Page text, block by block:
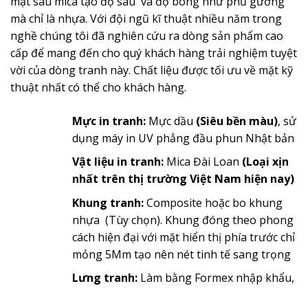
mà chỉ là nhựa. Với đội ngũ kĩ thuật nhiều năm trong
nghề chúng tôi đã nghiên cứu ra dòng sản phẩm cao
cấp để mang đến cho quý khách hàng trải nghiệm tuyệt
vời của dòng tranh này. Chất liệu được tối ưu về mặt kỹ
thuật nhất có thể cho khách hàng.
Mực in tranh:Mực dầu (Siêu bền màu), sử
dụng máy in UV phẳng đầu phun Nhật bản
Vật liệu in tranh:Mica Đài Loan (Loại xịn
nhất trên thị trường Việt Nam hiện nay)
Khung tranh:Composite hoặc bo khung
nhựa (Tùy chọn). Khung đóng theo phong
cách hiện đại với mặt hiển thị phía trước chỉ
mỏng 5Mm tạo nên nét tinh tế sang trọng
Lưng tranh:Làm bằng Formex nhập khẩu,